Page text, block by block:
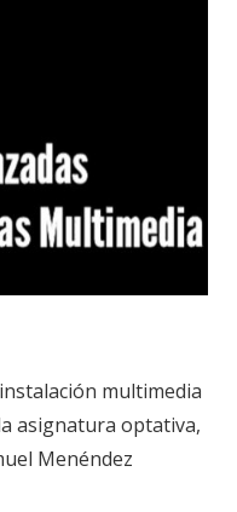
multimedia
asignatura optativa,
Menéndez